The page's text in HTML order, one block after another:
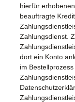
hierfür
beauftragte
Zahlungsdienst.
dort ein Konto
im